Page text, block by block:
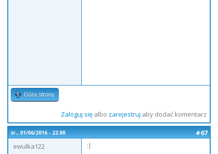
Góra strony
Zaloguj sięalbo zarejestruj aby dodać komentarz
śr., 01/06/2016 - 22:00
#67
ewulka122
:|